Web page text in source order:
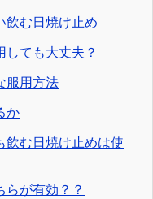
飲む日焼け止め
しても大丈夫？
服用方法
か
飲む日焼け止めは使
が有効？？